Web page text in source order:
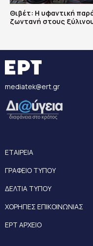
Θιβέτ: Η υφαντική
ζωντανή στους
mediatek@ert.gr
ΕΤΑΙΡΕΙΑ
ΓΡΑΦΕΙΟ ΤΥΠΟΥ
ΔΕΛΤΙΑ ΤΥΠΟΥ
ΧΟΡΗΓΙΕΣ ΕΠΙΚΟΙΝΩΝΙΑΣ
ΕΡΤ ΑΡΧΕΙΟ